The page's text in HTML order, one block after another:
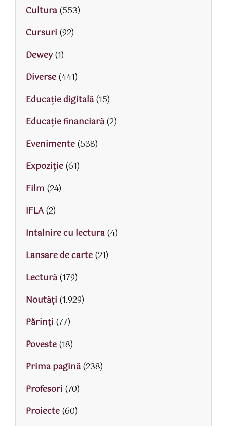
Cultura(553)
Cursuri (92)
Dewey(1)
Diverse(441)
Educaţie digitală(15)
Educaţie financiară(2)
Evenimente(538)
Expoziție(61)
Film (24)
IFLA(2)
Intalnire cu lectura(4)
Lansare de carte(21)
Lectură(179)
Noutăți (1.929)
Părinţi (77)
Poveste(18)
Prima pagină(238)
Profesori (70)
Proiecte(60)